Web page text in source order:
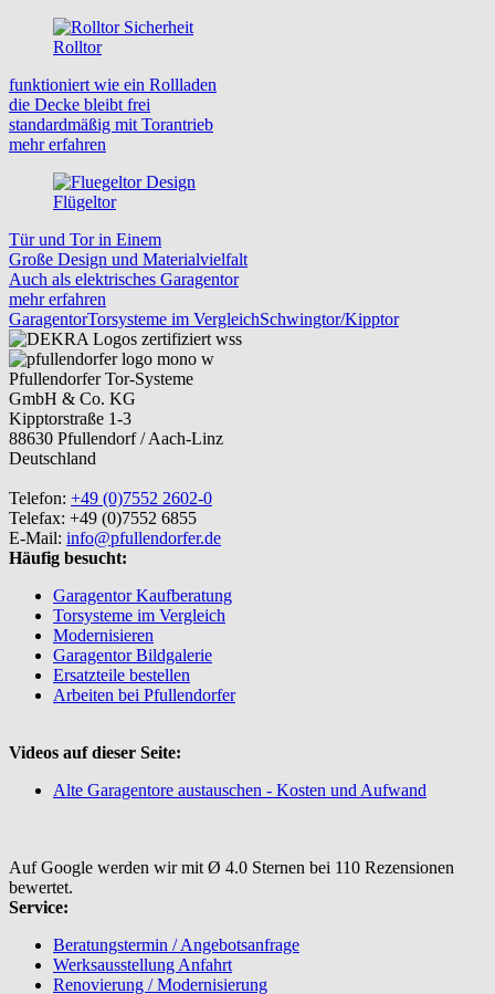
Rolltor
funktioniert wie ein Rollladen
die Decke bleibt frei
standardmäßig mit Torantrieb
mehr erfahren
Flügeltor
Tür und Tor in Einem
Große Design und Materialvielfalt
Auch als elektrisches Garagentor
mehr erfahren
GaragentorTorsysteme im VergleichSchwingtor/Kipptor
Pfullendorfer Tor-Systeme
GmbH & Co. KG
Kipptorstraße 1-3
88630 Pfullendorf / Aach-Linz
Deutschland
Telefon: +49 (0)7552 2602-0
Telefax: +49 (0)7552 6855
E-Mail: info@pfullendorfer.de
Häufig besucht:
Garagentor Kaufberatung
Torsysteme im Vergleich
Modernisieren
Garagentor Bildgalerie
Ersatzteile bestellen
Arbeiten bei Pfullendorfer
Videos auf dieser Seite:
Alte Garagentore austauschen - Kosten und Aufwand
Auf Google werden wir mit Ø 4.0 Sternen bei 110 Rezensionen
bewertet.
Service:
Beratungstermin / Angebotsanfrage
Werksausstellung Anfahrt
Renovierung / Modernisierung